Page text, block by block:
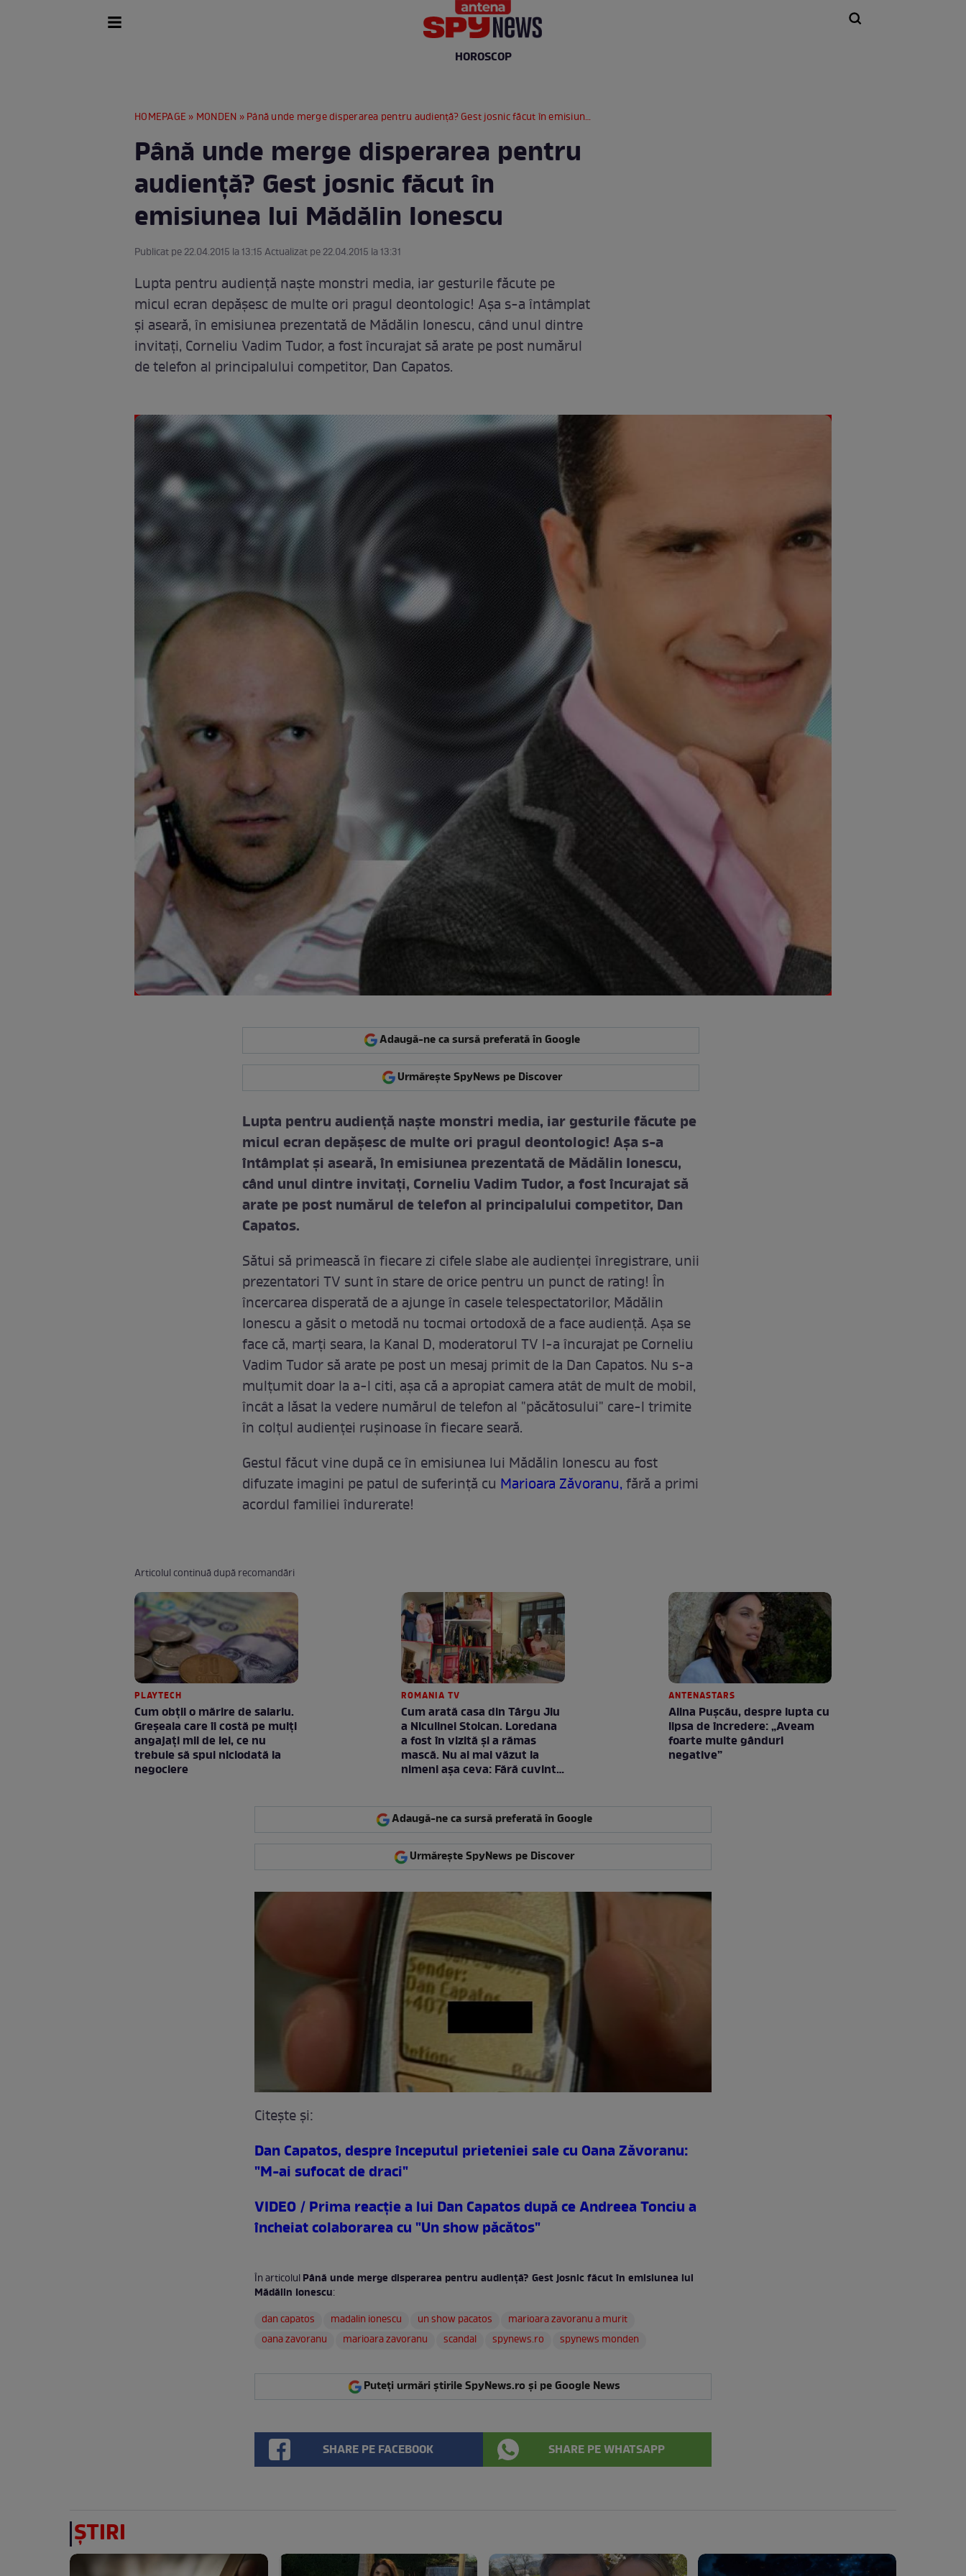
HOROSCOP
HOMEPAGE » MONDEN » Până unde merge disperarea pentru audienţă? Gest josnic făcut în emisiunea lui Mădălin Ionescu
Până unde merge disperarea pentru
audienţă? Gest josnic făcut în
emisiunea lui Mădălin Ionescu
Publicat pe 22.04.2015 la 13:15 Actualizat pe 22.04.2015 la 13:31
Lupta pentru audienţă naşte monstri media, iar gesturile făcute pe
micul ecran depăşesc de multe ori pragul deontologic! Aşa s-a întâmplat
şi aseară, în emisiunea prezentată de Mădălin Ionescu, când unul dintre
invitaţi, Corneliu Vadim Tudor, a fost încurajat să arate pe post numărul
de telefon al principalului competitor, Dan Capatos.
Adaugă-ne ca sursă preferată în Google
Urmărește SpyNews pe Discover
Lupta pentru audienţă naşte monstri media, iar gesturile făcute pe
micul ecran depăşesc de multe ori pragul deontologic! Aşa s-a
întâmplat şi aseară, în emisiunea prezentată de Mădălin Ionescu,
când unul dintre invitaţi, Corneliu Vadim Tudor, a fost încurajat să
arate pe post numărul de telefon al principalului competitor, Dan
Capatos.
Sătui să primească în fiecare zi cifele slabe ale audienţei înregistrare, unii
prezentatori TV sunt în stare de orice pentru un punct de rating! În
încercarea disperată de a ajunge în casele telespectatorilor, Mădălin
Ionescu a găsit o metodă nu tocmai ortodoxă de a face audienţă. Aşa se
face că, marţi seara, la Kanal D, moderatorul TV l-a încurajat pe Corneliu
Vadim Tudor să arate pe post un mesaj primit de la Dan Capatos. Nu s-a
mulţumit doar la a-l citi, aşa că a apropiat camera atât de mult de mobil,
încât a lăsat la vedere numărul de telefon al "păcătosului" care-l trimite
în colţul audienţei ruşinoase în fiecare seară.
Gestul făcut vine după ce în emisiunea lui Mădălin Ionescu au fost
difuzate imagini pe patul de suferinţă cu Marioara Zăvoranu,fără a primi
acordul familiei îndurerate!
Articolul continuă după recomandări
PLAYTECH
Cum obții o mărire de salariu.
Greșeala care îi costă pe mulți
angajați mii de lei, ce nu
trebuie să spui niciodată la
negociere
ROMANIA TV
Cum arată casa din Târgu Jiu
a Niculinei Stoican. Loredana
a fost în vizită și a rămas
mască. Nu ai mai văzut la
nimeni așa ceva: Fără cuvinte
ANTENASTARS
Alina Pușcău, despre lupta cu
lipsa de încredere: „Aveam
foarte multe gânduri
negative”
Adaugă-ne ca sursă preferată în Google
Urmărește SpyNews pe Discover
Citeşte şi:
Dan Capatos, despre începutul prieteniei sale cu Oana Zăvoranu:
"M-ai sufocat de draci"
VIDEO / Prima reacţie a lui Dan Capatos după ce Andreea Tonciu a
încheiat colaborarea cu "Un show păcătos"
În articolulPână unde merge disperarea pentru audienţă? Gest josnic făcut în emisiunea lui
Mădălin Ionescu:
dan capatos
madalin ionescu un show pacatos
marioara zavoranu a murit
oana zavoranu
marioara zavoranu scandal spynews.ro spynews monden
Puteți urmări știrile SpyNews.ro și pe Google News
SHARE PE FACEBOOK SHARE PE WHATSAPP
ȘTIRI